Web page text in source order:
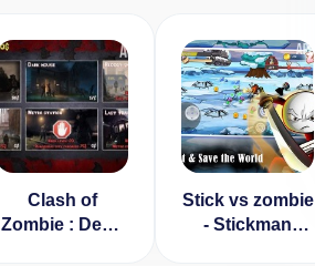
Clash of
Zombie : Dead
Stick vs zombie
- Stickman